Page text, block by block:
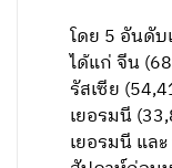
โดย 5 อันดั
ได้แก่ จีน
รัสเซีย
เยอรมนี
เยอรมนี แล